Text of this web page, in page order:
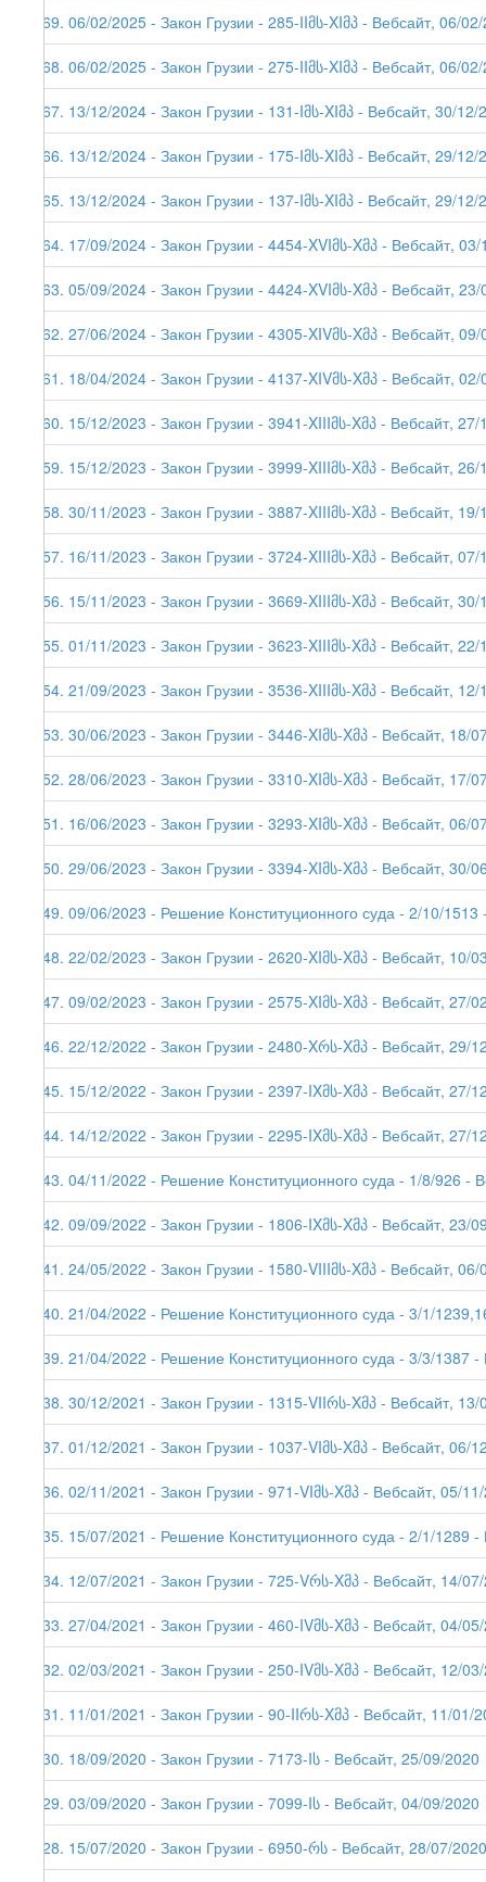
269. 06/02/2025 - Закон Грузии - 285-IIმს-XIმპ - Вебсайт, 06/
268. 06/02/2025 - Закон Грузии - 275-IIმს-XIმპ - Вебсайт, 06/
267. 13/12/2024 - Закон Грузии - 131-Iმს-XIმპ - Вебсайт, 30/12/
266. 13/12/2024 - Закон Грузии - 175-Iმს-XIმპ - Вебсайт, 29/12/
265. 13/12/2024 - Закон Грузии - 137-Iმს-XIმპ - Вебсайт, 29/12/
264. 17/09/2024 - Закон Грузии - 4454-XVIმს-Xმპ - Вебсайт,
263. 05/09/2024 - Закон Грузии - 4424-XVIმს-Xმპ - Вебсайт,
262. 27/06/2024 - Закон Грузии - 4305-XIVმს-Xმპ - Вебсайт,
261. 18/04/2024 - Закон Грузии - 4137-XIVმს-Xმპ - Вебсайт,
260. 15/12/2023 - Закон Грузии - 3941-XIIIმს-Xმპ - Вебсайт,
259. 15/12/2023 - Закон Грузии - 3999-XIIIმს-Xმპ - Вебсайт,
258. 30/11/2023 - Закон Грузии - 3887-XIIIმს-Xმპ - Вебсайт,
257. 16/11/2023 - Закон Грузии - 3724-XIIIმს-Xმპ - Вебсайт,
256. 15/11/2023 - Закон Грузии - 3669-XIIIმს-Xმპ - Вебсайт,
255. 01/11/2023 - Закон Грузии - 3623-XIIIმს-Xმპ - Вебсайт,
254. 21/09/2023 - Закон Грузии - 3536-XIIIმს-Xმპ - Вебсайт,
253. 30/06/2023 - Закон Грузии - 3446-XIმს-Xმპ - Вебсайт, 18/
252. 28/06/2023 - Закон Грузии - 3310-XIმს-Xმპ - Вебсайт, 17/
251. 16/06/2023 - Закон Грузии - 3293-XIმს-Xმპ - Вебсайт, 06/
250. 29/06/2023 - Закон Грузии - 3394-XIმს-Xმპ - Вебсайт, 30/
249. 09/06/2023 - Решение Конституционного суда - 2/10/
248. 22/02/2023 - Закон Грузии - 2620-XIმს-Xმპ - Вебсайт, 10/
247. 09/02/2023 - Закон Грузии - 2575-XIმს-Xმპ - Вебсайт, 27/
246. 22/12/2022 - Закон Грузии - 2480-Xრს-Xმპ - Вебсайт, 29/
245. 15/12/2022 - Закон Грузии - 2397-IXმს-Xმპ - Вебсайт, 27/
244. 14/12/2022 - Закон Грузии - 2295-IXმს-Xმპ - Вебсайт, 27/
243. 04/11/2022 - Решение Конституционного суда - 1/8/926 -
242. 09/09/2022 - Закон Грузии - 1806-IXმს-Xმპ - Вебсайт, 23/
241. 24/05/2022 - Закон Грузии - 1580-VIIIმს-Xმპ - Вебсайт,
240. 21/04/2022 - Решение Конституционного суда - 3/1/
239. 21/04/2022 - Решение Конституционного суда - 3/3/1387
238. 30/12/2021 - Закон Грузии - 1315-VIIრს-Xმპ - Вебсайт,
237. 01/12/2021 - Закон Грузии - 1037-VIმს-Xმპ - Вебсайт, 06/
236. 02/11/2021 - Закон Грузии - 971-VIმს-Xმპ - Вебсайт, 05/
235. 15/07/2021 - Решение Конституционного суда - 2/1/1289
234. 12/07/2021 - Закон Грузии - 725-Vრს-Xმპ - Вебсайт, 14/
233. 27/04/2021 - Закон Грузии - 460-IVმს-Xმპ - Вебсайт, 04/
232. 02/03/2021 - Закон Грузии - 250-IVმს-Xმპ - Вебсайт, 12/
231. 11/01/2021 - Закон Грузии - 90-IIრს-Xმპ - Вебсайт, 11/
230. 18/09/2020 - Закон Грузии - 7173-Iს - Вебсайт, 25/09/2020
229. 03/09/2020 - Закон Грузии - 7099-Iს - Вебсайт, 04/09/2020
228. 15/07/2020 - Закон Грузии - 6950-რს - Вебсайт, 28/07/2020